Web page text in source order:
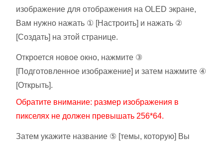
изображение для отображения на OLED экране,
Вам нужно нажать ① [Настроить] и нажать ②
[Создать] на этой странице.
Откроется новое окно, нажмите ③
[Подготовленное изображение] и затем нажмите ④
[Открыть].
Обратите внимание: размер изображения в
пикселях не должен превышать 256*64.
Затем укажите название ⑤ [темы, которую] Вы